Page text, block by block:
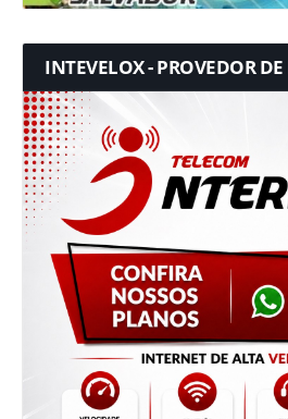
INTEVELOX - PROVEDOR